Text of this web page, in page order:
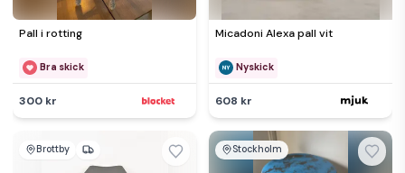
Pall i rotting
Bra skick
300 kr
Micadoni Alexa pall vit
Nyskick
608 kr
Brottby Stockholm